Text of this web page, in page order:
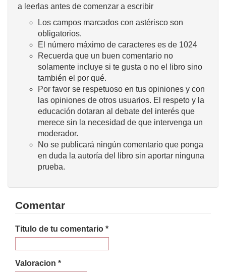
a leerlas antes de comenzar a escribir
Los campos marcados con astérisco son
obligatorios.
El número máximo de caracteres es de 1024
Recuerda que un buen comentario no
solamente incluye si te gusta o no el libro sino
también el por qué.
Por favor se respetuoso en tus opiniones y con
las opiniones de otros usuarios. El respeto y la
educación dotaran al debate del interés que
merece sin la necesidad de que intervenga un
moderador.
No se publicará ningún comentario que ponga
en duda la autoría del libro sin aportar ninguna
prueba.
Comentar
Titulo de tu comentario *
Valoracion *